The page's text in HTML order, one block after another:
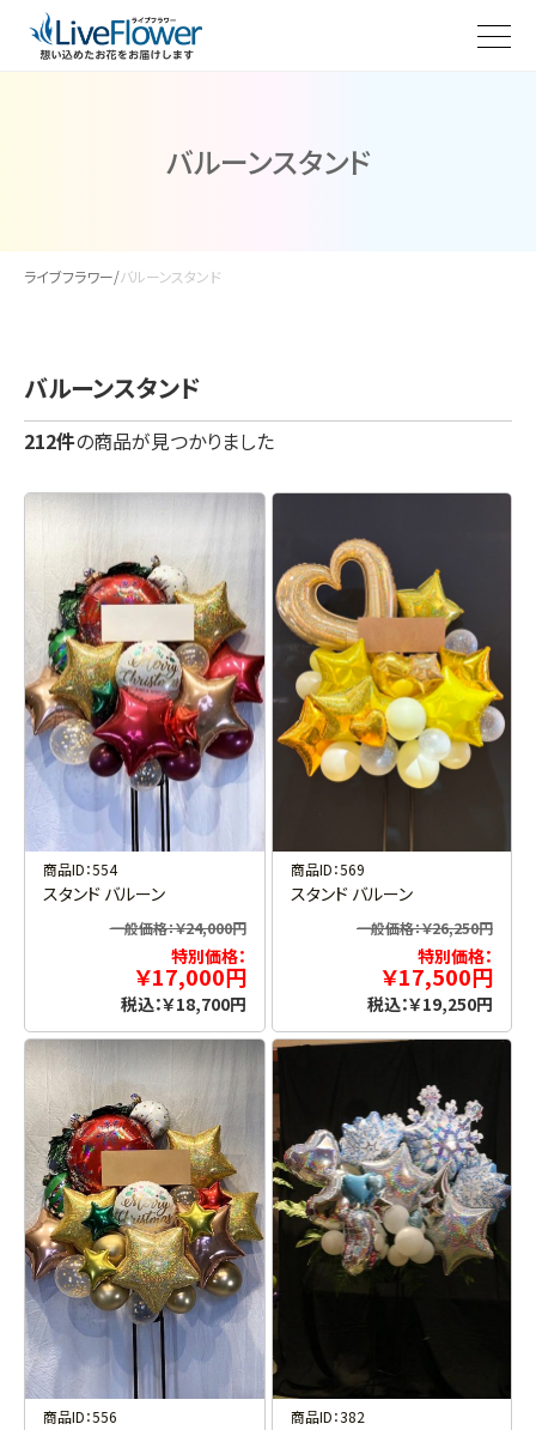
バルーンスタンド
ライブフラワー/バルーンスタンド
バルーンスタンド
212件の商品が見つかりました
商品ID：554
スタンド バルーン
一般価格：￥24,000円
特別価格：
￥17,000円
税込：￥18,700円
商品ID：569
スタンド バルーン
一般価格：￥26,250円
特別価格：
￥17,500円
税込：￥19,250円
商品ID：556 商品ID：382